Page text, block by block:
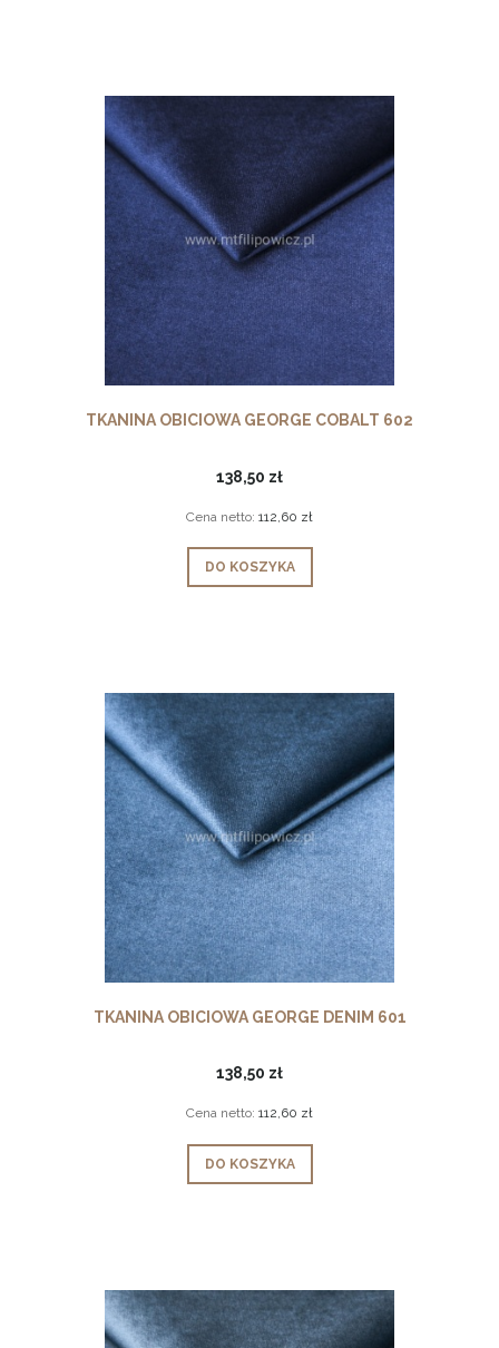
TKANINA OBICIOWA GEORGE COBALT 602
138,50 zł
Cena netto: 112,60 zł
DO KOSZYKA
TKANINA OBICIOWA GEORGE DENIM 601
138,50 zł
Cena netto: 112,60 zł
DO KOSZYKA